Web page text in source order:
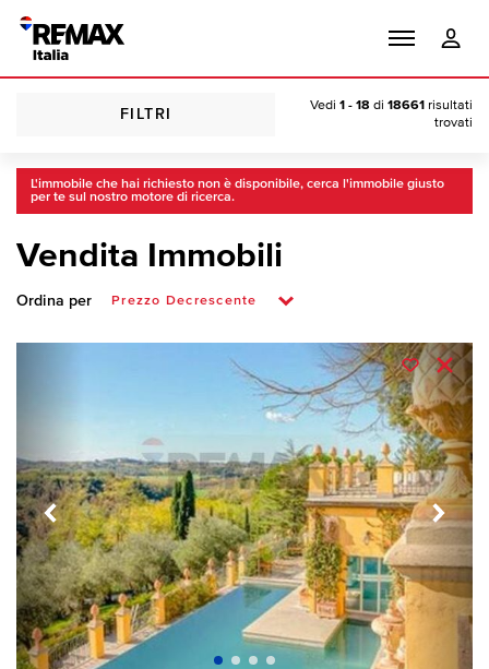
FILTRI
Vedi 1 - 18 di 18661 risultati
trovati
L'immobile che hai richiesto non è disponibile, cerca l'immobile giusto
per te sul nostro motore di ricerca.
Vendita Immobili
Ordina per